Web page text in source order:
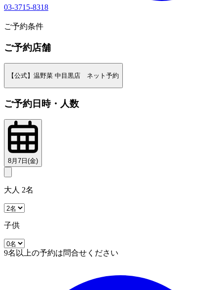
03-3715-8318
ご予約条件
ご予約店舗
【公式】温野菜 中目黒店 ネット予約
ご予約日時・人数
8月7日(金)
大人 2名
子供
9名以上の予約は問合せください